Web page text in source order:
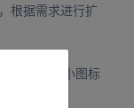
根据需求进行扩
置列表、小图标
展。